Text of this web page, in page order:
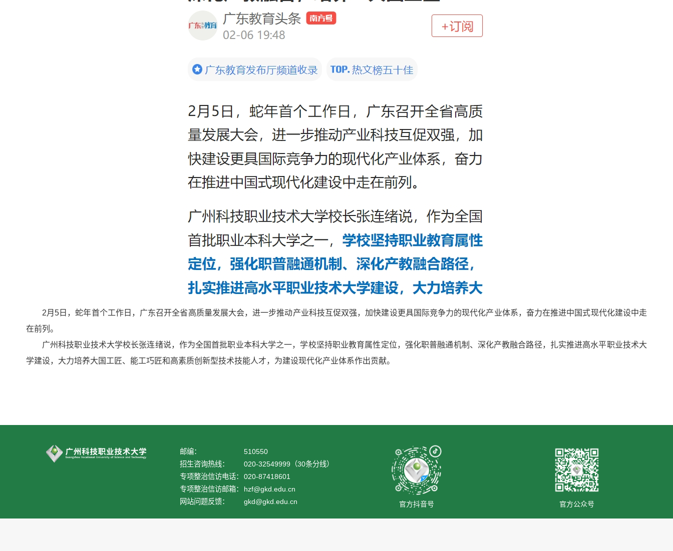
2月5日，蛇年首个工作日，广东召开全省高质量发展大会，进一步推动产业科技互促双强，加快建设更具国际竞争力的现代化产业体系，奋力在推进中国式现代化建设中走
在前列。
广州科技职业技术大学校长张连绪说，作为全国首批职业本科大学之一，学校坚持职业教育属性定位，强化职普融通机制、深化产教融合路径，扎实推进高水平职业技术大
学建设，大力培养大国工匠、能工巧匠和高素质创新型技术技能人才，为建设现代化产业体系作出贡献。
邮编：
510550
招生咨询热线：
020-32549999（30条分线）
专项整治信访电话：
020-87418601
专项整治信访邮箱：
hzf@gkd.edu.cn
网站问题反馈：
gkd@gkd.edu.cn 官方抖音号 官方公众号